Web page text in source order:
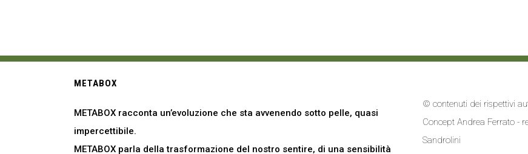
METABOX
METABOX racconta un’evoluzione che sta avvenendo sotto pelle, quasi
impercettibile.
METABOX parla della trasformazione del nostro sentire, di una sensibilità
© contenuti dei rispettivi
Concept Andrea Ferrato -
Sandrolini